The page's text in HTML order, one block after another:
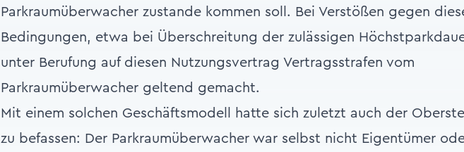
Parkraumüberwacher zustande kommen soll. Bei Verstößen gegen
Bedingungen, etwa bei Überschreitung der zulässigen
unter Berufung auf diesen Nutzungsvertrag Vertragsstrafen vom
Parkraumüberwacher geltend gemacht.
Mit einem solchen Geschäftsmodell hatte sich zuletzt auch der
zu befassen: Der Parkraumüberwacher war selbst nicht Eigentümer